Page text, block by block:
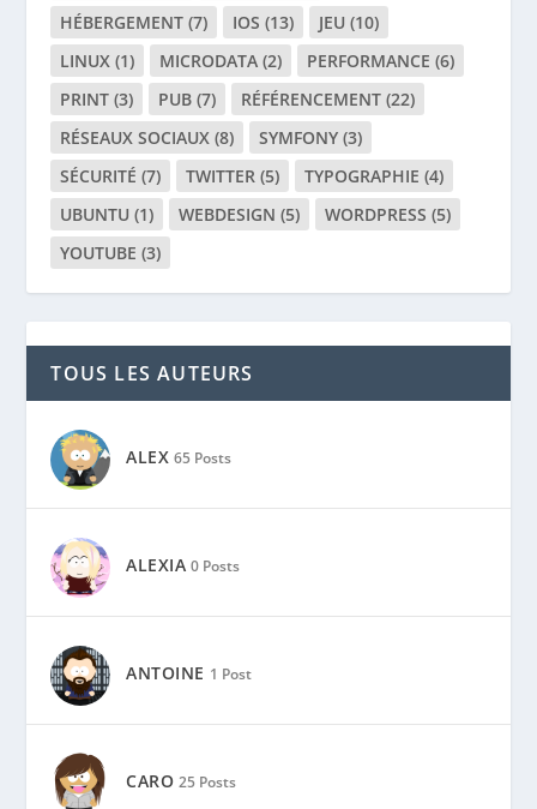
HÉBERGEMENT (7) IOS (13) JEU (10)
LINUX (1) MICRODATA (2) PERFORMANCE (6)
PRINT (3) PUB (7) RÉFÉRENCEMENT (22)
RÉSEAUX SOCIAUX (8) SYMFONY (3)
SÉCURITÉ (7) TWITTER (5) TYPOGRAPHIE (4)
UBUNTU (1) WEBDESIGN (5) WORDPRESS (5)
YOUTUBE (3)
TOUS LES AUTEURS
ALEX 65 Posts
ALEXIA 0 Posts
ANTOINE 1 Post
CARO 25 Posts